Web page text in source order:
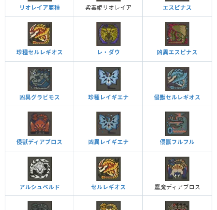
リオレイア亜種 紫毒姫リオレイア エスピナス
珍種セルレギオス レ・ダウ 凶異エスピナス
凶異グラビモス 珍種レイギエナ 侵獣セルレギオス
侵獣ディアブロス 凶異レイギエナ 侵獣フルフル
アルシュベルド セルレギオス 鏖魔ディアブロス